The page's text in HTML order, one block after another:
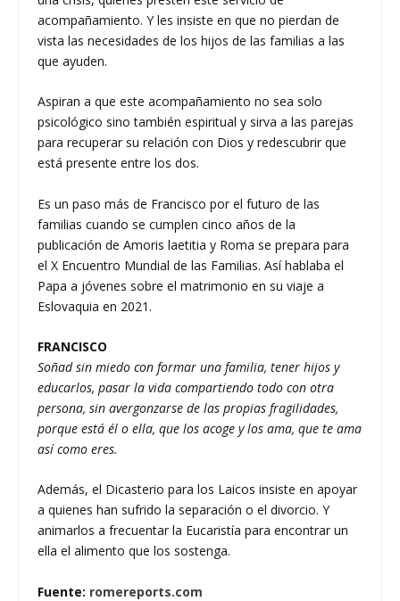
acompañamiento. Y les insiste en que no pierdan de
vista las necesidades de los hijos de las familias a las
que ayuden.
Aspiran a que este acompañamiento no sea solo
psicológico sino también espiritual y sirva a las parejas
para recuperar su relación con Dios y redescubrir que
está presente entre los dos.
Es un paso más de Francisco por el futuro de las
familias cuando se cumplen cinco años de la
publicación de Amoris laetitia y Roma se prepara para
el X Encuentro Mundial de las Familias. Así hablaba el
Papa a jóvenes sobre el matrimonio en su viaje a
Eslovaquia en 2021.
FRANCISCO
Soñad sin miedo con formar una familia, tener hijos y
educarlos, pasar la vida compartiendo todo con otra
persona, sin avergonzarse de las propias fragilidades,
porque está él o ella, que los acoge y los ama, que te ama
así como eres.
Además, el Dicasterio para los Laicos insiste en apoyar
a quienes han sufrido la separación o el divorcio. Y
animarlos a frecuentar la Eucaristía para encontrar un
ella el alimento que los sostenga.
Fuente: romereports.com